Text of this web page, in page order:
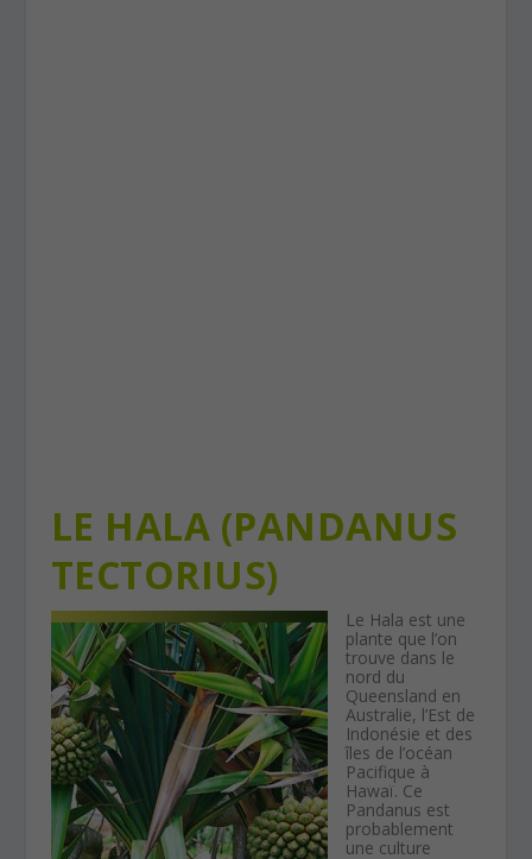
LE HALA (PANDANUS
TECTORIUS)
Le Hala est une
plante que l’on
trouve dans le
nord du
Queensland en
Australie, l’Est de
Indonésie et des
îles de l’océan
Pacifique à
Hawaï. Ce
Pandanus est
probablement
une culture